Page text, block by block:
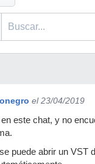
el 23/04/2019
este chat, y no
puede abrir un VST